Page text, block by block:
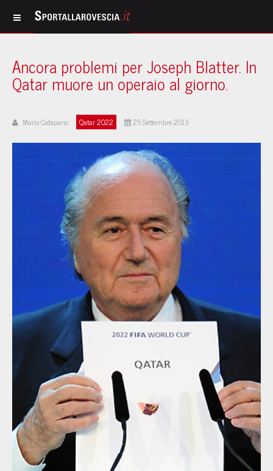
Ancora problemi per Joseph Blatter. In
Qatar muore un operaio al giorno.
Mario Catapano Qatar 2022 25 Settembre 2013